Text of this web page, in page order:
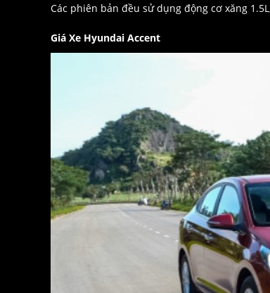
Các phiên bản đều sử dụng động cơ xăng
Giá Xe Hyundai Accent